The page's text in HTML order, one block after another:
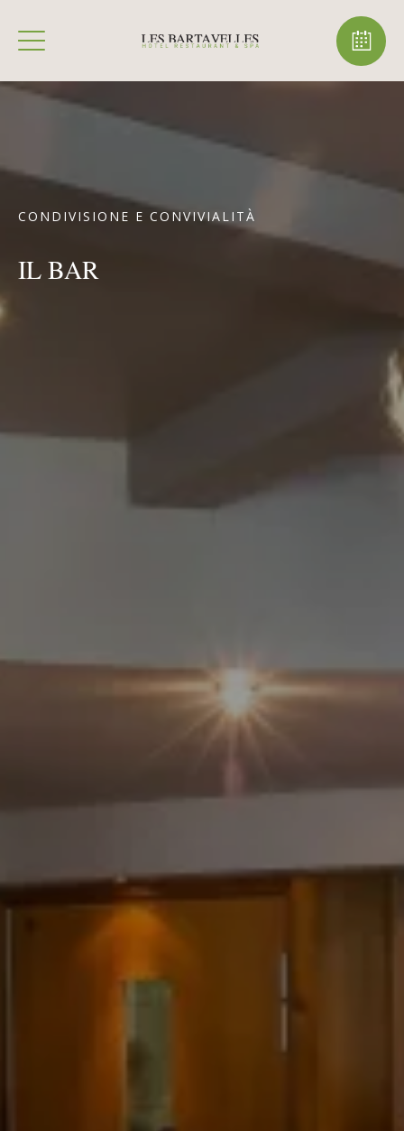
CONDIVISIONE E CONVIVIALITÀ
IL BAR